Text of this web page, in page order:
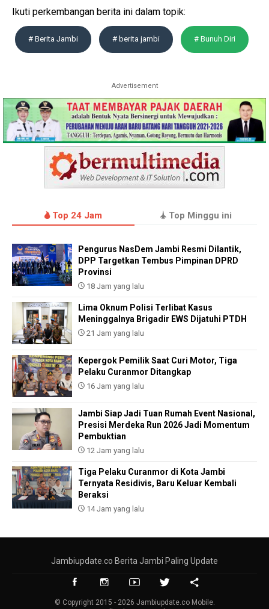
Ikuti perkembangan berita ini dalam topik:
# Berita Jambi # berita jambi # Bunuh Diri
Advertisement
Top 24 Jam Top Minggu ini
Pengurus NasDem Jambi Resmi Dilantik,
DPP Targetkan Tembus Pimpinan DPRD
Provinsi
18 Jam yang lalu
Lima Oknum Polisi Terlibat Kasus
Meninggalnya Brigadir EWS Dijatuhi PTDH
21 Jam yang lalu
Kepergok Pemilik Saat Curi Motor, Tiga
Pelaku Curanmor Ditangkap
16 Jam yang lalu
Jambi Siap Jadi Tuan Rumah Event Nasional,
Presisi Merdeka Run 2026 Jadi Momentum
Pembuktian
12 Jam yang lalu
Tiga Pelaku Curanmor di Kota Jambi
Ternyata Residivis, Baru Keluar Kembali
Beraksi
14 Jam yang lalu
Jambiupdate.co Berita Jambi Paling Update
© Copyright 2015 - 2026 Jambiupdate.co Mobile.